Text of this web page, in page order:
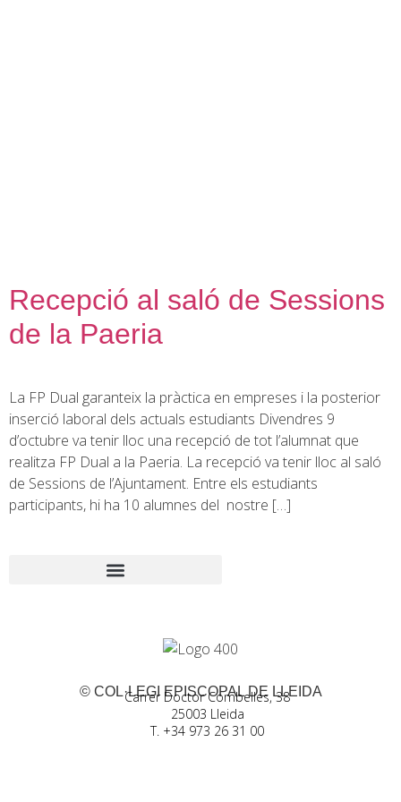
Recepció al saló de Sessions
de la Paeria
La FP Dual garanteix la pràctica en empreses i la posterior
inserció laboral dels actuals estudiants Divendres 9
d’octubre va tenir lloc una recepció de tot l’alumnat que
realitza FP Dual a la Paeria. La recepció va tenir lloc al saló
de Sessions de l’Ajuntament. Entre els estudiants
participants, hi ha 10 alumnes del nostre […]
© COL·LEGI EPISCOPAL DE LLEIDA
Carrer Doctor Combelles, 38
25003 Lleida
T. +34 973 26 31 00